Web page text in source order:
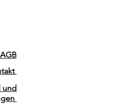
AGB
und